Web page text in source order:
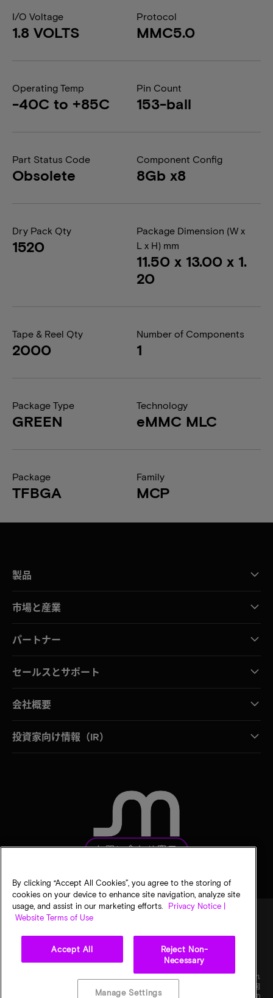
I/O Voltage
1.8 VOLTS
Protocol
MMC5.0
Operating Temp
-40C to +85C
Pin Count
153-ball
Part Status Code
Obsolete
Component Config
8Gb x8
Dry Pack Qty
1520
Package Dimension (W x
L x H) mm
11.50 x 13.00 x 1.
20
Tape & Reel Qty
2000
Number of Components
1
Package Type
GREEN
Technology
eMMC MLC
Package
TFBGA
Family
MCP
製品
市場と産業
パートナー
セールスとサポート
会社概要
投資家向け情報（IR）
お問い合わせ窓口
マイクロンのプライバシー通知 販売条件
Micron Technology, Inc. All rights reserved. 情報、製品、仕様は予告なく変更され
ることがあります。すべての情報は何らの保証なく「現状有姿」の状態で提供されます。図
画の縮尺は正確ではありません。マイクロン、マイクロンのロゴ、およびその他のすべての
By clicking “Accept All Cookies”, you agree to the storing of
cookies on your device to enhance site navigation, analyze site
usage, and assist in our marketing efforts.
Privacy Notice |
Website Terms of Use
Accept All
Reject Non-
Necessary
Manage Settings